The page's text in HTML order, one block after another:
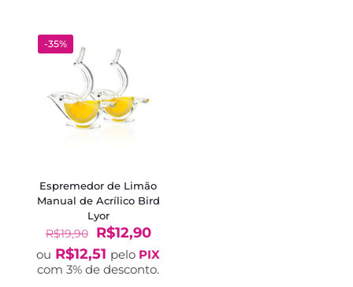
-35%
Espremedor de Limão
Manual de Acrílico Bird
Lyor
R$19,90
O
preço
original
era:
R$12,90O
preço
atual
é:
ou R$12,51 pelo PIX
com 3% de desconto.